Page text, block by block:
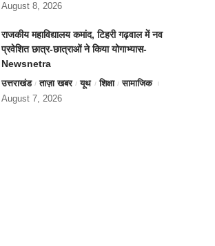
August 8, 2026
राजकीय महाविद्यालय कमांद, टिहरी गढ़वाल में नव
प्रवेशित छात्र-छात्राओं ने किया योगाभ्यास-
Newsnetra
उत्तराखंड ताज़ा खबर यूथ शिक्षा
सामाजिक
August 7, 2026